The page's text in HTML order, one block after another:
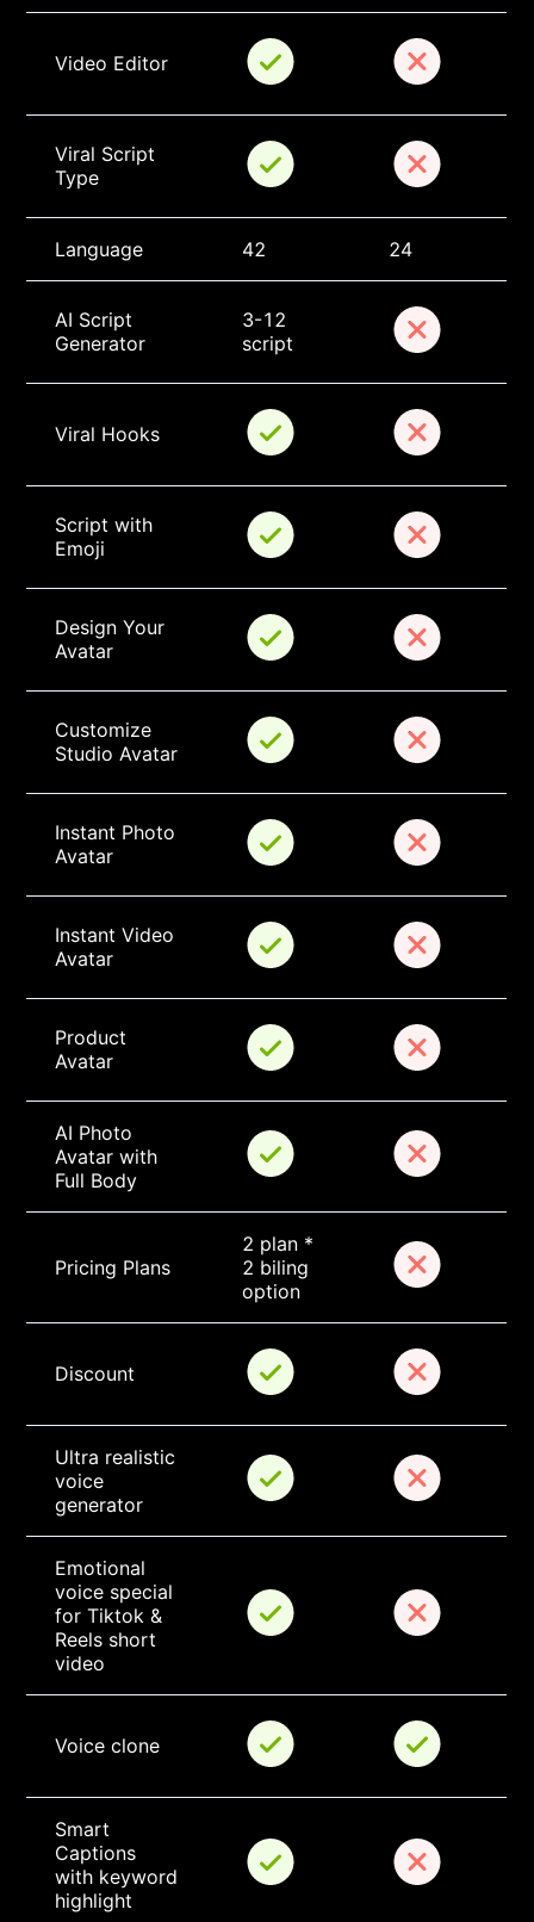
Video Editor
Viral Script
Type
Language 42 24
AI Script
Generator
3-12
script
Viral Hooks
Script with
Emoji
Design Your
Avatar
Customize
Studio Avatar
Instant Photo
Avatar
Instant Video
Avatar
Product
Avatar
AI Photo
Avatar with
Full Body
Pricing Plans
2 plan *
2 biling
option
Discount
Ultra realistic
voice
generator
Emotional
voice special
for Tiktok &
Reels short
video
Voice clone
Smart
Captions
with keyword
highlight